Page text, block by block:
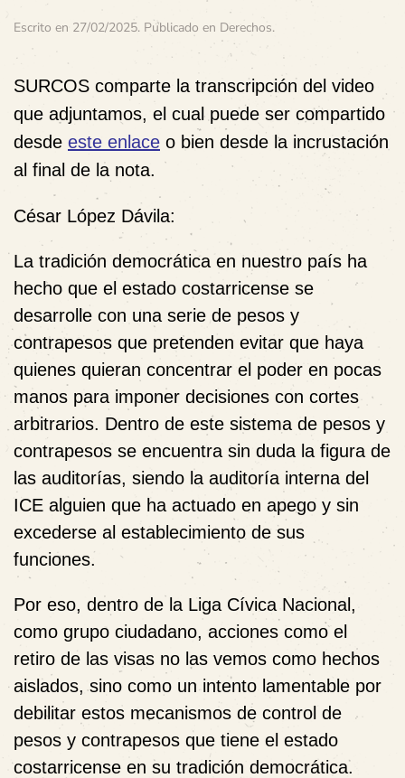
Escrito en 27/02/2025. Publicado en Derechos.
SURCOS comparte la transcripción del video
que adjuntamos, el cual puede ser compartido
desde este enlace o bien desde la incrustación
al final de la nota.
César López Dávila:
La tradición democrática en nuestro país ha
hecho que el estado costarricense se
desarrolle con una serie de pesos y
contrapesos que pretenden evitar que haya
quienes quieran concentrar el poder en pocas
manos para imponer decisiones con cortes
arbitrarios. Dentro de este sistema de pesos y
contrapesos se encuentra sin duda la figura de
las auditorías, siendo la auditoría interna del
ICE alguien que ha actuado en apego y sin
excederse al establecimiento de sus
funciones.
Por eso, dentro de la Liga Cívica Nacional,
como grupo ciudadano, acciones como el
retiro de las visas no las vemos como hechos
aislados, sino como un intento lamentable por
debilitar estos mecanismos de control de
pesos y contrapesos que tiene el estado
costarricense en su tradición democrática.